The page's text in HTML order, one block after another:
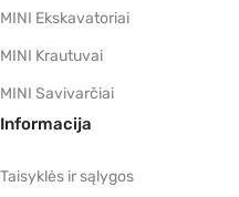
MINI Ekskavatoriai
MINI Krautuvai
MINI Savivarčiai
Informacija
Taisyklės ir sąlygos